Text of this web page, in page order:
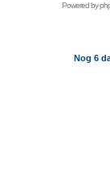
Powered by
Nog 6